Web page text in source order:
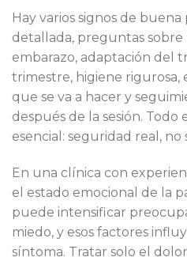
Hay varios signos de
detallada, preguntas sobre
embarazo, adaptación del
trimestre, higiene rigurosa,
que se va a hacer y
después de la sesión. Todo
esencial: seguridad real,
En una clínica con
el estado emocional de la
puede intensificar
miedo, y esos factores
síntoma. Tratar solo el dolor